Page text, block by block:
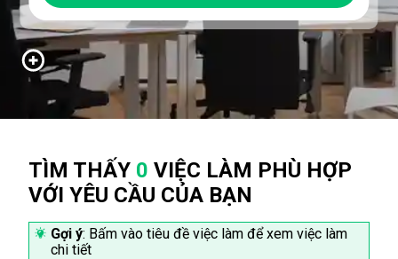
TÌM THẤY 0 VIỆC LÀM PHÙ HỢP
VỚI YÊU CẦU CỦA BẠN
Gợi ý: Bấm vào tiêu đề việc làm để xem việc làm
chi tiết